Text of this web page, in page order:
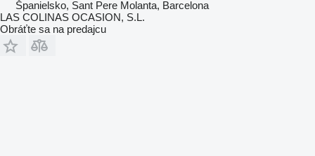
Španielsko, Sant Pere Molanta, Barcelona
LAS COLINAS OCASION, S.L.
Obráťte sa na predajcu